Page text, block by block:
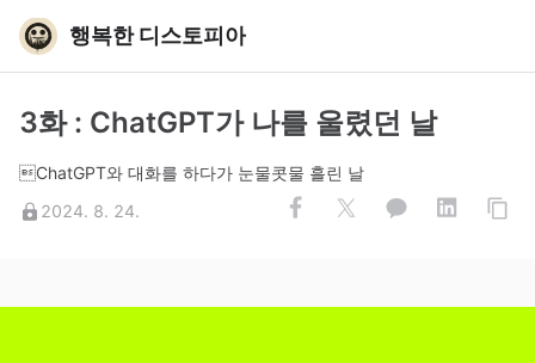
행복한 디스토피아
3화 : ChatGPT가 나를 울렸던 날
ChatGPT와 대화를 하다가 눈물콧물 흘린 날
2024. 8. 24.